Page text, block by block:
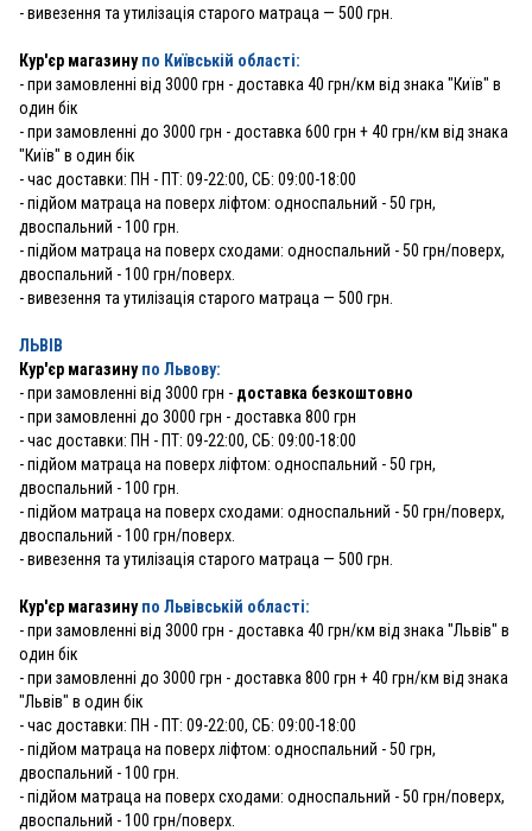
- вивезення та утилізація старого матраца — 500 грн.
Кур'єр магазинупо Київській області:
- при замовленні від 3000 грн - доставка 40 грн/км від знака "Київ" в
один бік
- при замовленні до 3000 грн - доставка 600 грн + 40 грн/км від знака
"Київ" в один бік
- час доставки: ПН - ПТ: 09-22:00, СБ: 09:00-18:00
- підйом матраца на поверх ліфтом: односпальний - 50 грн,
двоспальний - 100 грн.
- підйом матраца на поверх сходами: односпальний - 50 грн/поверх,
двоспальний - 100 грн/поверх.
- вивезення та утилізація старого матраца — 500 грн.
ЛЬВІВ
Кур'єр магазинупо Львову:
-при замовленні від 3000 грн - доставка безкоштовно
- при замовленні до 3000 грн - доставка 800 грн
- час доставки: ПН - ПТ: 09-22:00, СБ: 09:00-18:00
- підйом матраца на поверх ліфтом: односпальний - 50 грн,
двоспальний - 100 грн.
- підйом матраца на поверх сходами: односпальний - 50 грн/поверх,
двоспальний - 100 грн/поверх.
- вивезення та утилізація старого матраца — 500 грн.
Кур'єр магазинупо Львівській області:
- при замовленні від 3000 грн - доставка 40 грн/км від знака "Львів" в
один бік
- при замовленні до 3000 грн - доставка 800 грн + 40 грн/км від знака
"Львів" в один бік
- час доставки: ПН - ПТ: 09-22:00, СБ: 09:00-18:00
- підйом матраца на поверх ліфтом: односпальний - 50 грн,
двоспальний - 100 грн.
- підйом матраца на поверх сходами: односпальний - 50 грн/поверх,
двоспальний - 100 грн/поверх.